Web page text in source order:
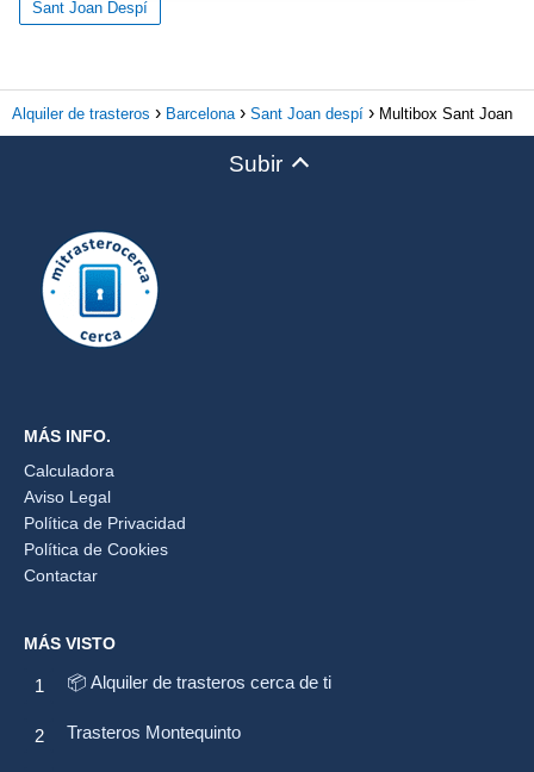
Sant Joan Despí
Alquiler de trasteros Barcelona Sant Joan despí Multibox Sant Joan
Subir
MÁS INFO.
Calculadora
Aviso Legal
Política de Privacidad
Política de Cookies
Contactar
MÁS VISTO
📦 Alquiler de trasteros cerca de ti
Trasteros Montequinto